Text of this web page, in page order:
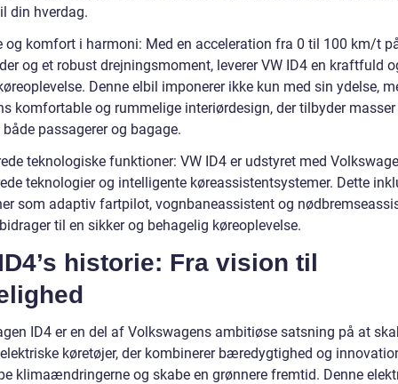
din hverdag.
og komfort i harmoni: Med en acceleration fra 0 til 100 km/t
og et robust drejningsmoment, leverer VW ID4 en kraftfuld
Denne elbil imponerer ikke kun med sin ydelse,
komfortable og rummelige interiørdesign, der tilbyder
passagerer og bagage.
teknologiske funktioner: VW ID4 er udstyret med
teknologier og intelligente køreassistentsystemer. Dette
som adaptiv fartpilot, vognbaneassistent og
til en sikker og behagelig køreoplevelse.
historie: Fra vision til
ID4 er en del af Volkswagens ambitiøse satsning på at
køretøjer, der kombinerer bæredygtighed og
klimaændringerne og skabe en grønnere fremtid. Denne